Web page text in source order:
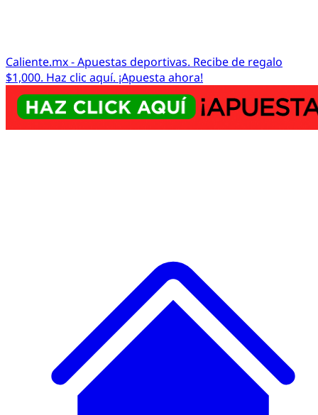
Caliente.mx - Apuestas deportivas. Recibe de regalo
$1,000. Haz clic aquí. ¡Apuesta ahora!